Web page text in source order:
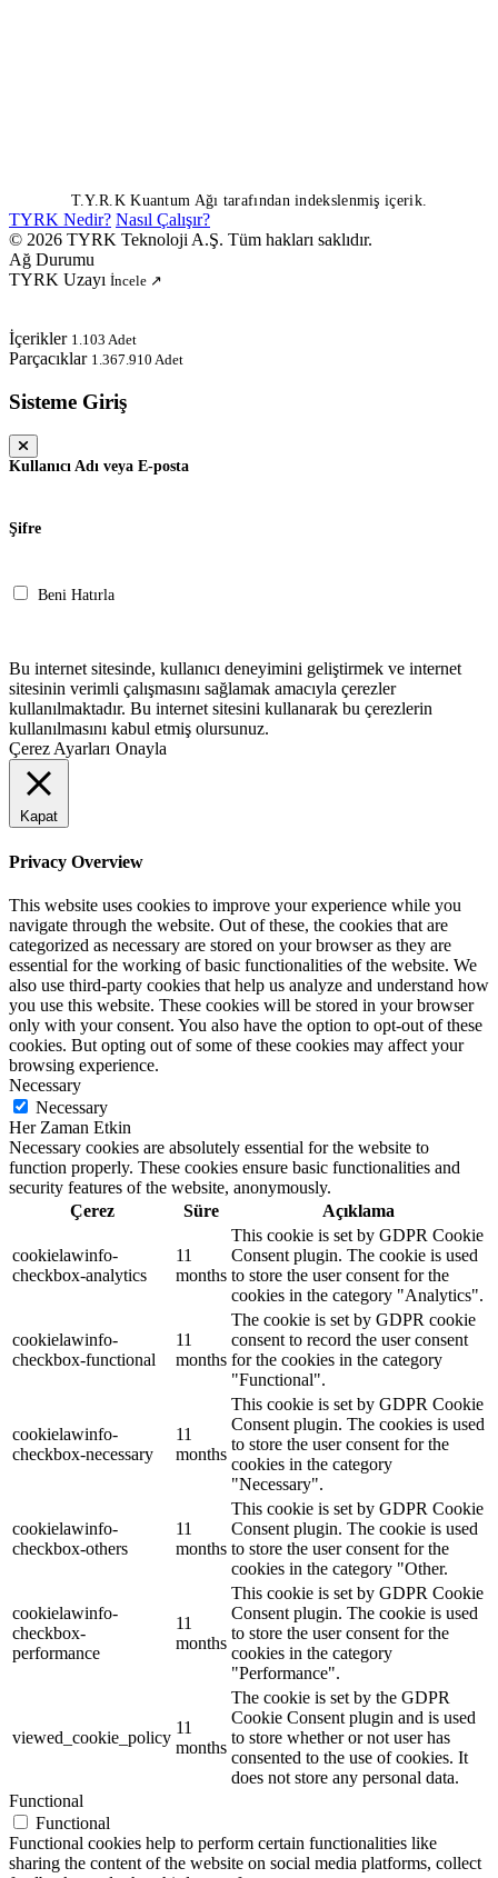
T.Y.R.K Kuantum Ağı tarafından indekslenmiş içerik.
TYRK Nedir? Nasıl Çalışır?
© 2026 TYRK Teknoloji A.Ş. Tüm hakları saklıdır.
Ağ Durumu
TYRK Uzayı İncele ↗
İçerikler 1.103 Adet
Parçacıklar 1.367.910 Adet
Sisteme Giriş
Kullanıcı Adı veya E-posta
Şifre
Beni Hatırla
Bu internet sitesinde, kullanıcı deneyimini geliştirmek ve internet
sitesinin verimli çalışmasını sağlamak amacıyla çerezler
kullanılmaktadır. Bu internet sitesini kullanarak bu çerezlerin
kullanılmasını kabul etmiş olursunuz.
Çerez Ayarları Onayla
Kapat
Privacy Overview
This website uses cookies to improve your experience while you
navigate through the website. Out of these, the cookies that are
categorized as necessary are stored on your browser as they are
essential for the working of basic functionalities of the website. We
also use third-party cookies that help us analyze and understand how
you use this website. These cookies will be stored in your browser
only with your consent. You also have the option to opt-out of these
cookies. But opting out of some of these cookies may affect your
browsing experience.
Necessary
Necessary
Her Zaman Etkin
Necessary cookies are absolutely essential for the website to
function properly. These cookies ensure basic functionalities and
security features of the website, anonymously.
Çerez
Süre Açıklama
cookielawinfo-
checkbox-analytics
11
months
This cookie is set by GDPR Cookie
Consent plugin. The cookie is used
to store the user consent for the
cookies in the category "Analytics".
cookielawinfo-
checkbox-functional
11
months
The cookie is set by GDPR cookie
consent to record the user consent
for the cookies in the category
"Functional".
cookielawinfo-
checkbox-necessary
11
months
This cookie is set by GDPR Cookie
Consent plugin. The cookies is used
to store the user consent for the
cookies in the category
"Necessary".
cookielawinfo-
checkbox-others
11
months
This cookie is set by GDPR Cookie
Consent plugin. The cookie is used
to store the user consent for the
cookies in the category "Other.
cookielawinfo-
checkbox-
performance
11
months
This cookie is set by GDPR Cookie
Consent plugin. The cookie is used
to store the user consent for the
cookies in the category
"Performance".
viewed_cookie_policy
11
months
The cookie is set by the GDPR
Cookie Consent plugin and is used
to store whether or not user has
consented to the use of cookies. It
does not store any personal data.
Functional
Functional
Functional cookies help to perform certain functionalities like
sharing the content of the website on social media platforms, collect